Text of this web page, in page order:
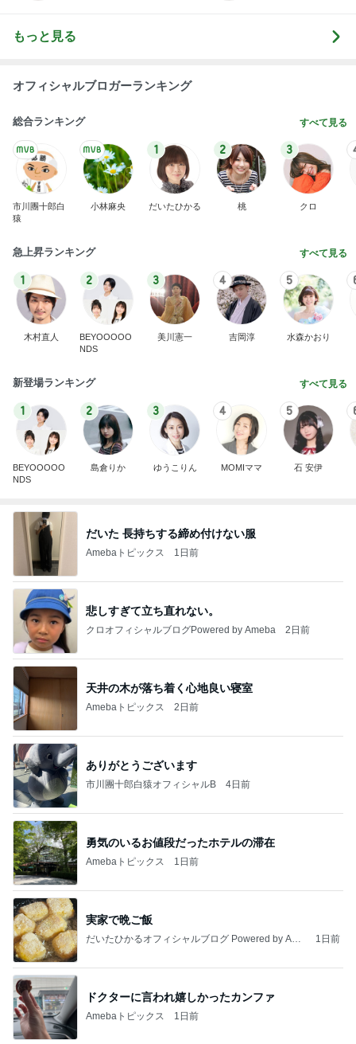
もっと見る
オフィシャルブロガーランキング
総合ランキング すべて見る
市川團十郎白
猿
小林麻央
1
だいたひかる
2
桃
3
クロ
急上昇ランキング すべて見る
1
木村直人
2
BEYOOOOO
NDS
3
美川憲一
4
吉岡淳
5
水森かおり
新登場ランキング すべて見る
1
BEYOOOOO
NDS
2
島倉りか
3
ゆうこりん
4
MOMIママ
5
石 安伊
だいた 長持ちする締め付けない服
Amebaトピックス 1日前
悲しすぎて立ち直れない。
クロオフィシャルブログPowered by Ameba 2日前
天井の木が落ち着く心地良い寝室
Amebaトピックス 2日前
ありがとうございます
市川團十郎白猿オフィシャルB 4日前
勇気のいるお値段だったホテルの滞在
Amebaトピックス 1日前
実家で晩ご飯
だいたひかるオフィシャルブログ Powered by Ame
1日前
ドクターに言われ嬉しかったカンファ
Amebaトピックス 1日前